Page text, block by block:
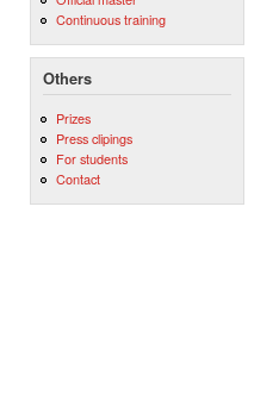
Continuous training
Others
Prizes
Press clipings
For students
Contact